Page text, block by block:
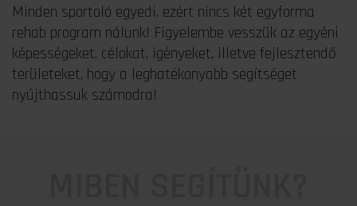
Minden sportoló egyedi, ezért nincs két egyforma
rehab program nálunk! Figyelembe vesszük az egyéni
képességeket, célokat, igényeket, illetve fejlesztendő
területeket, hogy a leghatékonyabb segítséget
nyújthassuk számodra!